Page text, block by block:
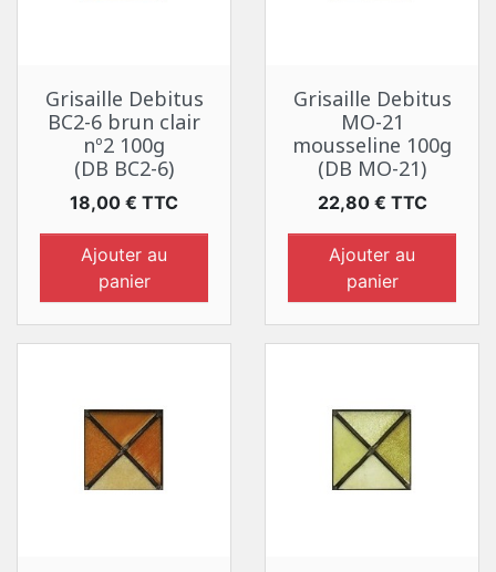
Grisaille Debitus
BC2-6 brun clair
nº2 100g
(DB BC2-6)
Prix
18,00 € TTC
Ajouter au
panier
Grisaille Debitus
MO-21
mousseline 100g
(DB MO-21)
Prix
22,80 € TTC
Ajouter au
panier